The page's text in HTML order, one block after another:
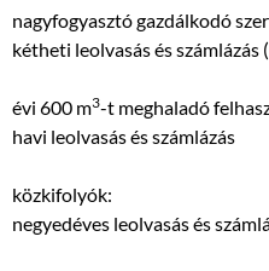
nagyfogyasztó
kétheti leolvasás és számlázás
évi 600 m3-t meghaladó
havi leolvasás és számlázás
negyedéves leolvasás és